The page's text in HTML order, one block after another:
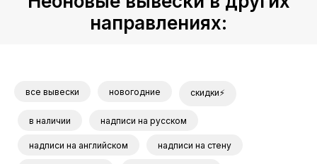
направлениях:
все вывески новогодние скидки⚡
в наличии надписи на русском
надписи на английском надписи на стену